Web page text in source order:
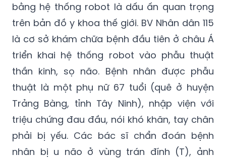
bằng hệ thống robot là dấu ấn quan trọng
trên bản đồ y khoa thế giới. BV Nhân dân 115
là cơ sở khám chữa bệnh đầu tiên ở châu Á
triển khai hệ thống robot vào phẫu thuật
thần kinh, sọ não. Bệnh nhân được phẫu
thuật là một phụ nữ 67 tuổi (quê ở huyện
Trảng Bàng, tỉnh Tây Ninh), nhập viện với
triệu chứng đau đầu, nói khó khăn, tay chân
phải bị yếu. Các bác sĩ chẩn đoán bệnh
nhân bị u não ở vùng trán đính (T), ảnh